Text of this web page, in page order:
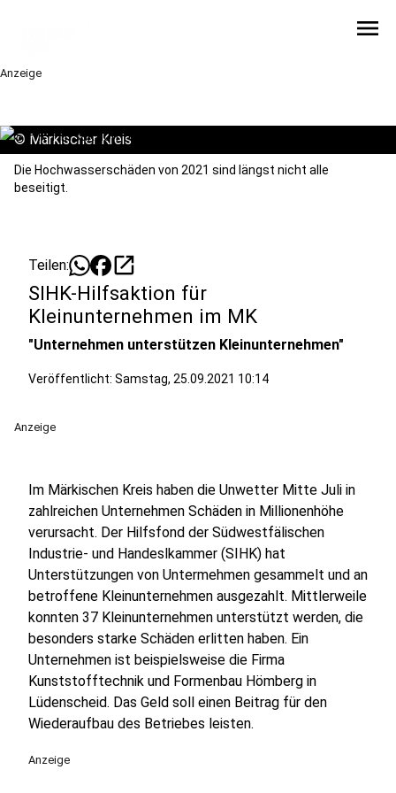
menu
Anzeige
© Märkischer Kreis
Die Hochwasserschäden von 2021 sind längst nicht alle
beseitigt.
Teilen: open_in_new
SIHK-Hilfsaktion für
Kleinunternehmen im MK
"Unternehmen unterstützen Kleinunternehmen"
Veröffentlicht: Samstag, 25.09.2021 10:14
Anzeige
Im Märkischen Kreis haben die Unwetter Mitte Juli in
zahlreichen Unternehmen Schäden in Millionenhöhe
verursacht. Der Hilfsfond der Südwestfälischen
Industrie- und Handeslkammer (SIHK) hat
Unterstützungen von Untermehmen gesammelt und an
betroffene Kleinunternehmen ausgezahlt. Mittlerweile
konnten 37 Kleinunternehmen unterstützt werden, die
besonders starke Schäden erlitten haben. Ein
Unternehmen ist beispielsweise die Firma
Kunststofftechnik und Formenbau Hömberg in
Lüdenscheid. Das Geld soll einen Beitrag für den
Wiederaufbau des Betriebes leisten.
Anzeige